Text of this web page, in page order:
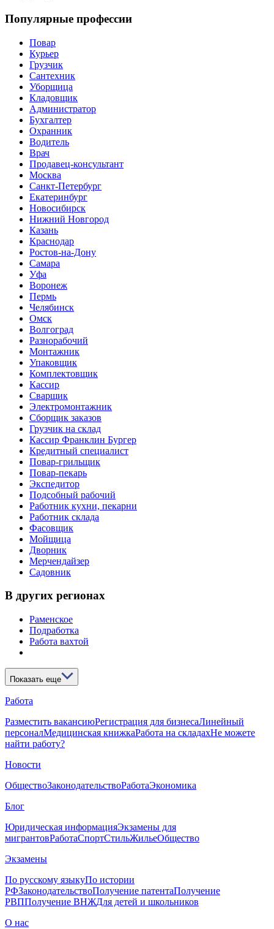
Популярные профессии
Повар
Курьер
Грузчик
Сантехник
Уборщица
Кладовщик
Администратор
Бухгалтер
Охранник
Водитель
Врач
Продавец-консультант
Москва
Санкт-Петербург
Екатеринбург
Новосибирск
Нижний Новгород
Казань
Краснодар
Ростов-на-Дону
Самара
Уфа
Воронеж
Пермь
Челябинск
Омск
Волгоград
Разнорабочий
Монтажник
Упаковщик
Комплектовщик
Кассир
Сварщик
Электромонтажник
Сборщик заказов
Грузчик на склад
Кассир Франклин Бургер
Кредитный специалист
Повар-грильщик
Повар-пекарь
Экспедитор
Подсобный рабочий
Работник кухни, пекарни
Работник склада
Фасовщик
Мойщица
Дворник
Мерчендайзер
Садовник
В других регионах
Раменское
Подработка
Работа вахтой
Показать еще
Работа
Разместить вакансиюРегистрация для бизнесаЛинейный
персоналМедицинская книжкаРабота на складахНе можете
найти работу?
Новости
ОбществоЗаконодательствоРаботаЭкономика
Блог
Юридическая информацияЭкзамены для
мигрантовРаботаСпортСтильЖильеОбщество
Экзамены
По русскому языкуПо истории
РФЗаконодательствоПолучение патентаПолучение
РВППолучение ВНЖДля детей и школьников
О нас